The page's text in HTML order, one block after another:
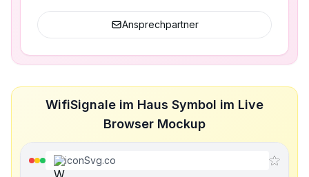
Ansprechpartner
WifiSignale im Haus Symbol im Live
Browser Mockup
iconSvg.co